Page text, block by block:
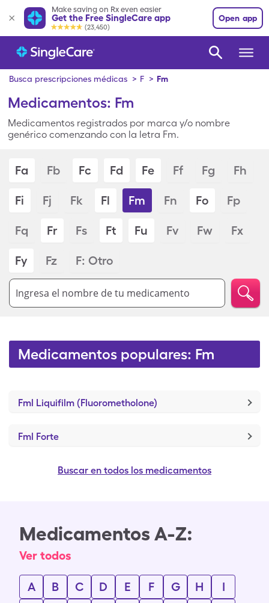
Make saving on Rx even easier
Get the Free SingleCare app
(23,450)
Open app
Busca prescripciones médicas > F > Fm
Medicamentos: Fm
Medicamentos registrados por marca y/o nombre
genérico comenzando con la letra Fm.
Fa Fb Fc Fd Fe Ff Fg Fh
Fi Fj Fk Fl Fm Fn Fo Fp
Fq Fr Fs Ft Fu Fv Fw Fx
Fy Fz F: Otro
Ingresa el nombre de tu medicamento
Medicamentos populares: Fm
Fml Liquifilm (Fluorometholone)
Fml Forte
Buscar en todos los medicamentos
Medicamentos A-Z:
Ver todos
A B C D E F G H
I